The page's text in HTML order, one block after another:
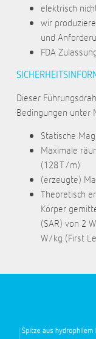
elektrisch
wir
und
FDA
Dieser
Bedingungen unter
Statische
Maximale
(128 T/m)
(erzeugte)
Theoretisch
Körper
(SAR) von 2
W/kg (First